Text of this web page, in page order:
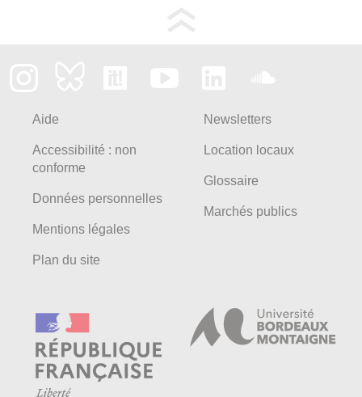
Aide
Accessibilité : non
conforme
Données personnelles
Mentions légales
Plan du site
Newsletters
Location locaux
Glossaire
Marchés publics